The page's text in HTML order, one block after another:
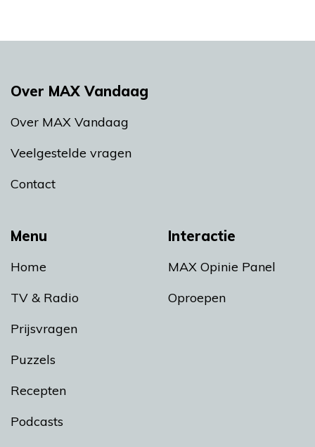
Menu
Home
TV & Radio
Prijsvragen
Puzzels
Recepten
Podcasts
Interactie
MAX Opinie Panel
Oproepen
Over MAX Vandaag
Over MAX Vandaag
Veelgestelde vragen
Contact